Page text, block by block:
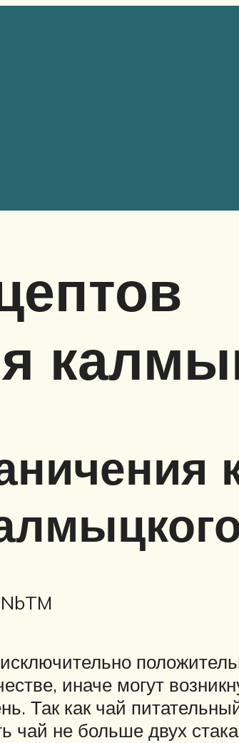
иначе могут
Так как чай
чай не больше двух